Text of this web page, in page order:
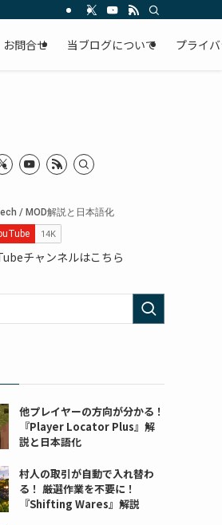
お問合せ 当ブログについて プライ
チャンネルはこちら
他プレイヤーの方向が分かる！
『Player Locator Plus』解
説と日本語化
村人の取引が自動で入れ替わ
る！ 厳選作業を不要に！
『Shifting Wares』解説